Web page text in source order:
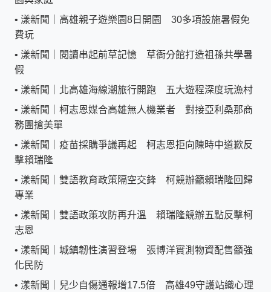
• 漾新聞｜高雄親子遊樂園8日開園 30多項設施暑假免
費玩
• 漾新聞｜閱讀串起前草記憶 草衙分館打造祖孫共學暑
假
• 漾新聞｜北高雄海線潮旅行開跑 五大遊程深度玩漁村
• 漾新聞｜柯志恩媒合高雄無人機業者 對接亞利桑那商
務團搶美單
• 漾新聞｜疫苗採購爭議再起 柯志恩拒向陳時中道歉反
擊賴瑞隆
• 漾新聞｜雙語教育政策隔空交鋒 柯競辦籲賴瑞隆回歸
專業
• 漾新聞｜雙語政策攻防再升溫 賴瑞隆競辦五點反擊柯
志恩
• 漾新聞｜城鎮韌性演習登場 張博洋實測物資配售籲強
化民防
• 漾新聞｜兒少自傷通報增17.5倍 高雄49守護站織心理